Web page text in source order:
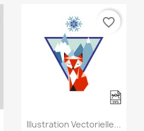
Aperçu rapide
Illustration Vectorielle...
favorite_border